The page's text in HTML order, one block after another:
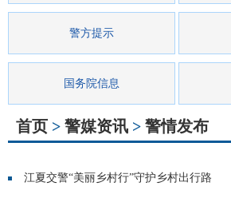
警方提示
国务院信息
首页 > 警媒资讯 > 警情发布
江夏交警“美丽乡村行”守护乡村出行路